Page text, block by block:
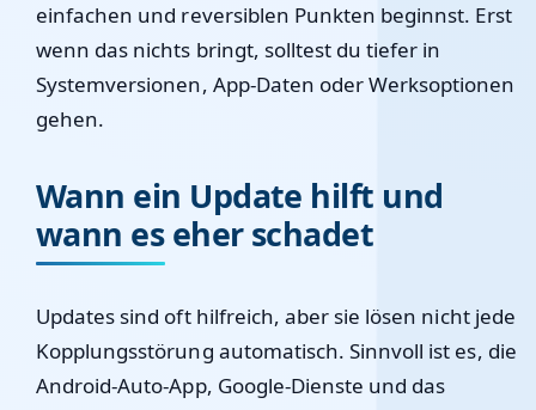
einfachen und reversiblen Punkten beginnst. Erst
wenn das nichts bringt, solltest du tiefer in
Systemversionen, App-Daten oder Werksoptionen
gehen.
Wann ein Update hilft und
wann es eher schadet
Updates sind oft hilfreich, aber sie lösen nicht jede
Kopplungsstörung automatisch. Sinnvoll ist es, die
Android-Auto-App, Google-Dienste und das